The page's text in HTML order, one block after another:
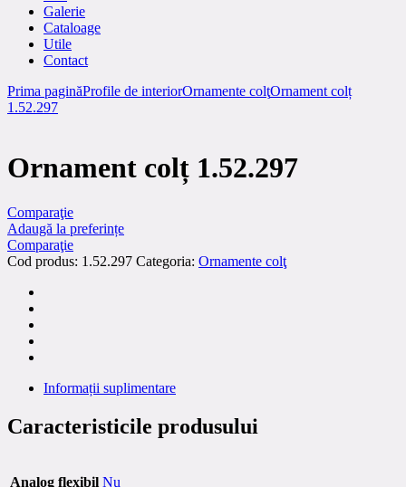
Galerie
Cataloage
Utile
Contact
Prima paginăProfile de interiorOrnamente colţOrnament colț
1.52.297
Ornament colț 1.52.297
Comparaţie
Adaugă la preferințe
Comparaţie
Cod produs: 1.52.297 Categoria: Ornamente colţ
Informații suplimentare
Caracteristicile produsului
Analog flexibil Nu